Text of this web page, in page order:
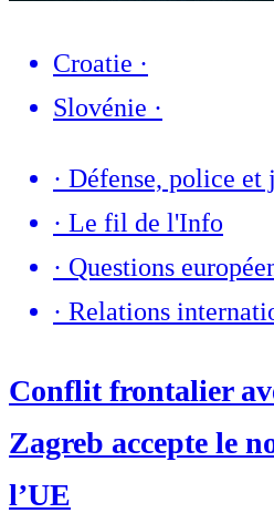
Croatie ·
Slovénie ·
· Défense, police et
· Le fil de l'Info
· Questions
· Relations
Conflit frontalier
Zagreb accepte le
l’UE